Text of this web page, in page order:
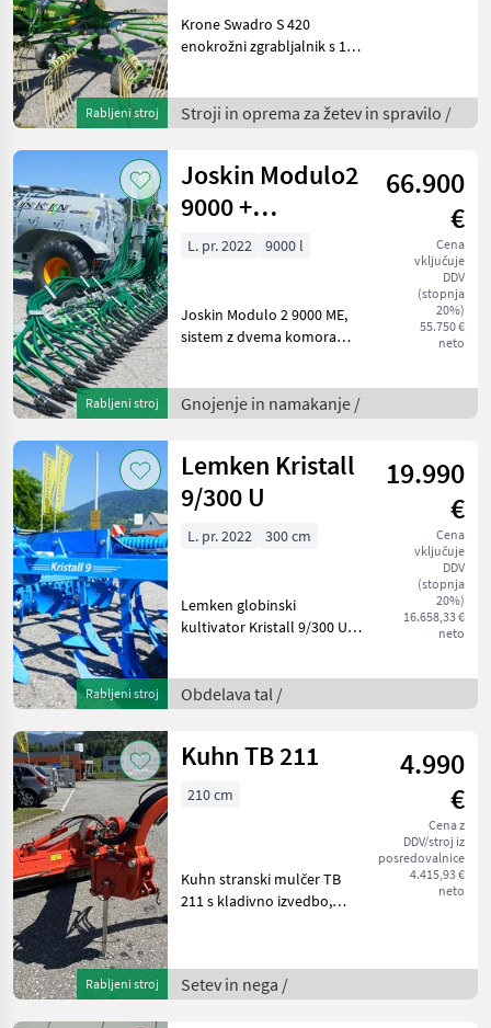
Rabljeni stroj
Krone Swadro S 420
enokrožni zgrabljalnik s 13
sprednje oporno kolo,
vrtljivi nosilec z blažilnimi
Stroji in oprema za žetev in spravilo /
Rabljeni stroj
Joskin Modulo2
9000 +
Pendislide
105/42/PS1
66.900
€
Cena
vključuje
DDV
(stopnja
20%)
55.750 €
neto
L. pr. 2022 9000 l
Joskin Modulo 2 9000 ME,
sistem z dvema komorama
vlečno osjo in
razdelilnikom s potezno
Gnojenje in namakanje /
Rabljeni stroj
Lemken Kristall
9/300 U
19.990
€
Cena
vključuje
DDV
(stopnja
20%)
16.658,33 €
neto
L. pr. 2022 300 cm
Lemken globinski
kultivator Kristall 9/300 U, 7
sistemom za hitro menjavo
z zamenljivim podnožjem
Obdelava tal /
Rabljeni stroj
Kuhn TB 211
4.990
€
Cena z
DDV/stroj iz
posredovalnice
4.415,93 €
neto
210 cm
Kuhn stranski mulčer TB
211 s kladivno izvedbo,
gredom, stranskimi
zaščitnimi drsniki,
Setev in nega /